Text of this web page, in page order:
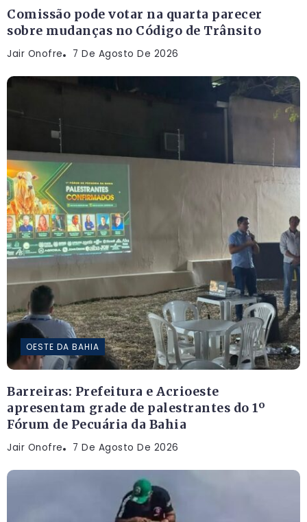
Comissão pode votar na quarta parecer
sobre mudanças no Código de Trânsito
Jair Onofre 7 De Agosto De 2026
OESTE DA BAHIA
Barreiras: Prefeitura e Acrioeste
apresentam grade de palestrantes do 1º
Fórum de Pecuária da Bahia
Jair Onofre 7 De Agosto De 2026